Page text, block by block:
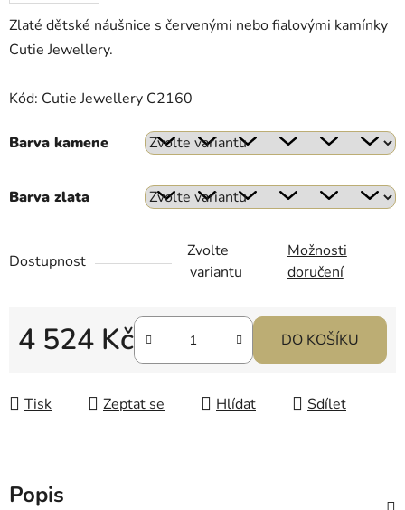
Zlaté dětské náušnice s červenými nebo fialovými kamínky
Cutie Jewellery.
Kód: Cutie Jewellery C2160
Barva kamene
Barva zlata
Dostupnost
Zvolte
variantu
Možnosti
doručení
4 524 Kč DO KOŠÍKU
Tisk Zeptat se Hlídat Sdílet
Popis